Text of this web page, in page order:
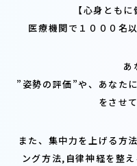
【心身とも
医療機関で１０００名
あ
”姿勢の評価”や、あなた
をさせ
また、集中力を上げる方
ング方法,自律神経を整